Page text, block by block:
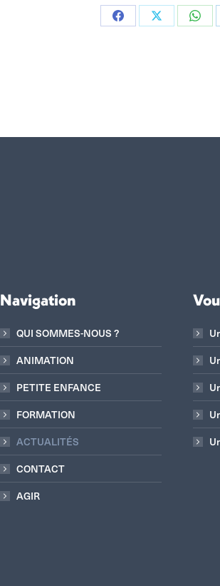
PartagerPartager
Navigation
QUI SOMMES-NOUS ?
ANIMATION
PETITE ENFANCE
FORMATION
ACTUALITÉS
CONTACT
AGIR